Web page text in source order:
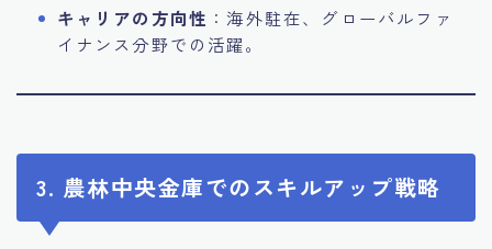
キャリアの方向性 ：海外駐在、グローバルファ
イナンス分野での活躍。
3. 農林中央金庫でのスキルアップ戦略